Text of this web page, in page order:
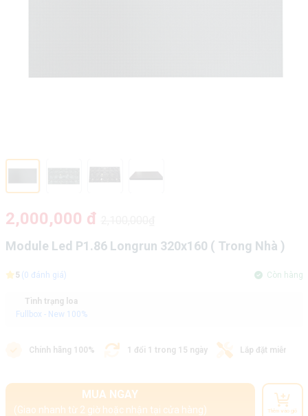
2,000,000 đ
Module Led P1.86 Longrun 320x160 ( Trong Nhà )
5 (0 đánh giá) Còn hàng
Tình trạng loa
Fullbox - New 100%
Chính hãng 100% 1 đổi 1 trong 15 ngày Lắp đặt miễn phí
MUA NGAY
(Giao nhanh từ 2 giờ hoặc nhận tại cửa hàng) Thêm vào giỏ